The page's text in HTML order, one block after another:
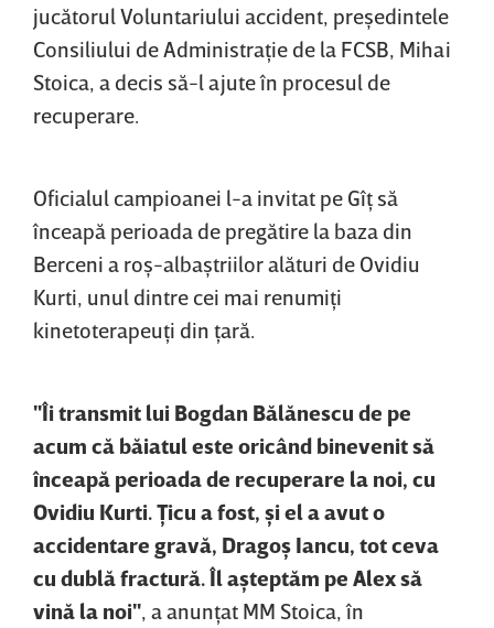
jucătorul Voluntariului accident, preşedintele
Consiliului de Administraţie de la FCSB, Mihai
Stoica, a decis să-l ajute în procesul de
recuperare.
Oficialul campioanei l-a invitat pe Gîţ să
înceapă perioada de pregătire la baza din
Berceni a roş-albaştriilor alături de Ovidiu
Kurti, unul dintre cei mai renumiţi
kinetoterapeuţi din ţară.
"Îi transmit lui Bogdan Bălănescu de pe
acum că băiatul este oricând binevenit să
înceapă perioada de recuperare la noi, cu
Ovidiu Kurti. Ţicu a fost, şi el a avut o
accidentare gravă, Dragoş Iancu, tot ceva
cu dublă fractură. Îl aşteptăm pe Alex să
vină la noi" , a anunţat MM Stoica, în